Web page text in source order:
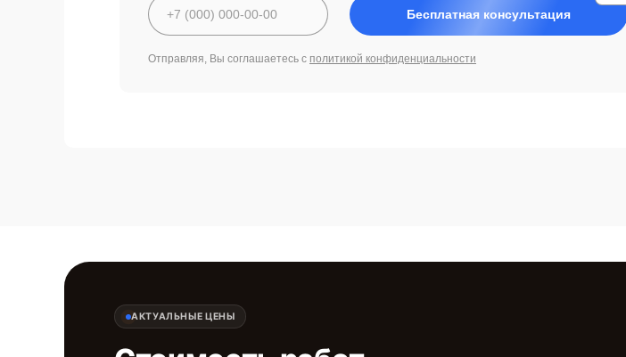
Бесплатная консультация
Отправляя, Вы соглашаетесь с политикой конфиденциальности
АКТУАЛЬНЫЕ ЦЕНЫ